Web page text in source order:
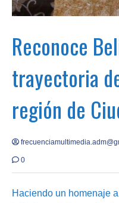
Reconoce
trayectoria
región de
0
Haciendo un homenaje